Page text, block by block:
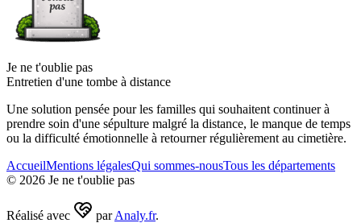
Je ne t'oublie pas
Entretien d'une tombe à distance
Une solution pensée pour les familles qui souhaitent continuer à
prendre soin d'une sépulture malgré la distance, le manque de temps
ou la difficulté émotionnelle à retourner régulièrement au cimetière.
AccueilMentions légalesQui sommes-nousTous les départements
© 2026 Je ne t'oublie pas
Réalisé avec par Analy.fr.